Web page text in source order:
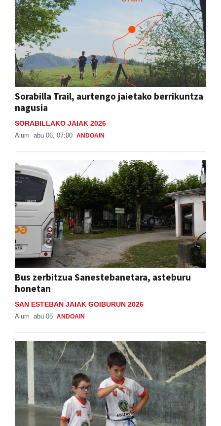
Sorabilla Trail, aurtengo jaietako berrikuntza
nagusia
SORABILLAKO JAIAK 2026
Aiurri abu 06, 07:00 ANDOAIN
Bus zerbitzua Sanestebanetara, asteburu
honetan
SAN ESTEBAN JAIAK GOIBURUN 2026
Aiurri abu 05 ANDOAIN